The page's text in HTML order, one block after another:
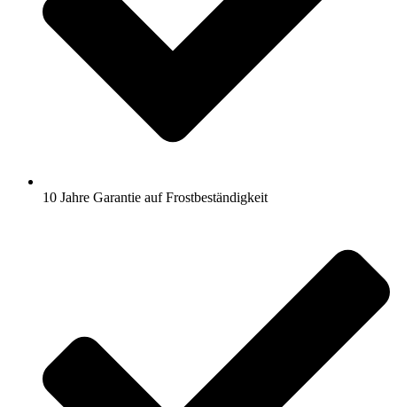
10 Jahre Garantie auf Frostbeständigkeit